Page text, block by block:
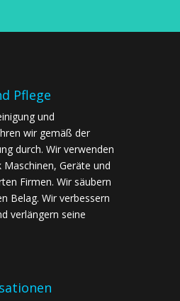
Pflege
und
wir gemäß der
durch. Wir verwenden
Maschinen, Geräte und
Firmen. Wir säubern
Belag. Wir verbessern
verlängern seine